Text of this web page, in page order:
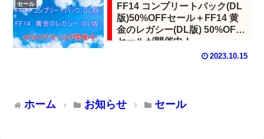
セール
FF14 コンプリートパック(DL
版)50%OFFセール＋FF14 黄
金のレガシー(DL版) 50%OFF
セールが開催中！
2023.10.15
ホーム お知らせ セール